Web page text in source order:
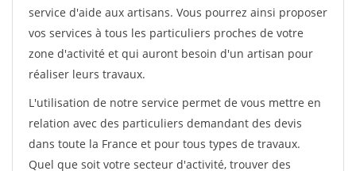
service d'aide aux artisans. Vous pourrez ainsi proposer
vos services à tous les particuliers proches de votre
zone d'activité et qui auront besoin d'un artisan pour
réaliser leurs travaux.
L'utilisation de notre service permet de vous mettre en
relation avec des particuliers demandant des devis
dans toute la France et pour tous types de travaux.
Quel que soit votre secteur d'activité, trouver des